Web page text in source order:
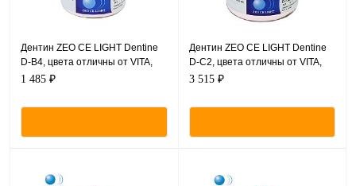
Дентин ZEO CE LIGHT Dentine
D-B4, цвета отличны от VITA,
порошок, 20 г.
1 485 ₽
Дентин ZEO CE LIGHT Dentine
D-C2, цвета отличны от VITA,
порошок, 50 г.
3 515 ₽